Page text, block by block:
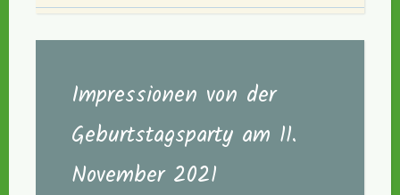
Impressionen von der
Geburtstagsparty am 11.
November 2021